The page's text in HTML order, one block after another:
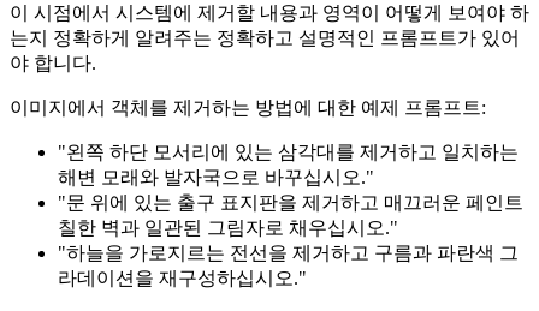
이 시점에서 시스템에 제거할 내용과 영역이 어떻게 보여야 하
는지 정확하게 알려주는 정확하고 설명적인 프롬프트가 있어
야 합니다.
이미지에서 객체를 제거하는 방법에 대한 예제 프롬프트:
"왼쪽 하단 모서리에 있는 삼각대를 제거하고 일치하는
해변 모래와 발자국으로 바꾸십시오."
"문 위에 있는 출구 표지판을 제거하고 매끄러운 페인트
칠한 벽과 일관된 그림자로 채우십시오."
"하늘을 가로지르는 전선을 제거하고 구름과 파란색 그
라데이션을 재구성하십시오."